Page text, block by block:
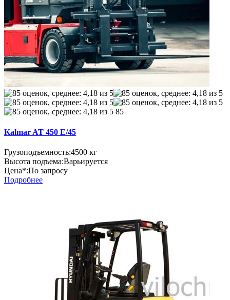
85
Kalmar AT 450 E/45
Грузоподъемность:4500 кг
Высота подъема:Варьируется
Цена*:По запросу
Подробнее